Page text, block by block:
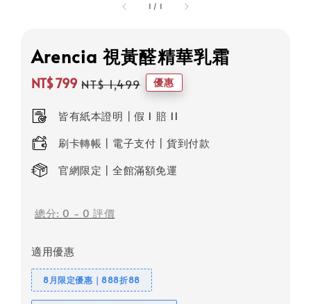
1 / 1
Arencia 視黃醛精華乳霜
price
NT$ 799
price
NT$ 1,499 優惠
皆有紙本證明┃假 1 賠 11
刷卡轉帳┃電子支付┃貨到付款
官網限定┃全館滿額免運
總分: 0 - 0 評價
適用優惠
8月限定優惠｜888折88